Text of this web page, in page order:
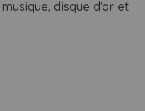
disque d’or et